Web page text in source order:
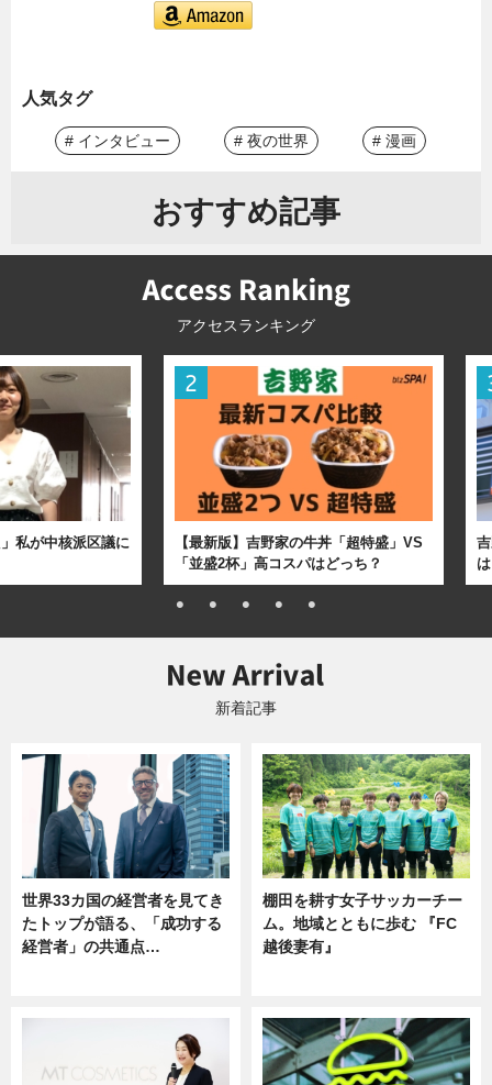
人気タグ
# インタビュー # 夜の世界 # 漫画
おすすめ記事
アクセスランキング
私が中核派区議に
【最新版】吉野家の牛丼「超特盛」VS
「並盛2杯」高コスパはどっち？
新着記事
世界33カ国の経営者を見てき
たトップが語る、「成功する
経営者」の共通点…
棚田を耕す女子サッカーチー
ム。地域とともに歩む 『FC
越後妻有』